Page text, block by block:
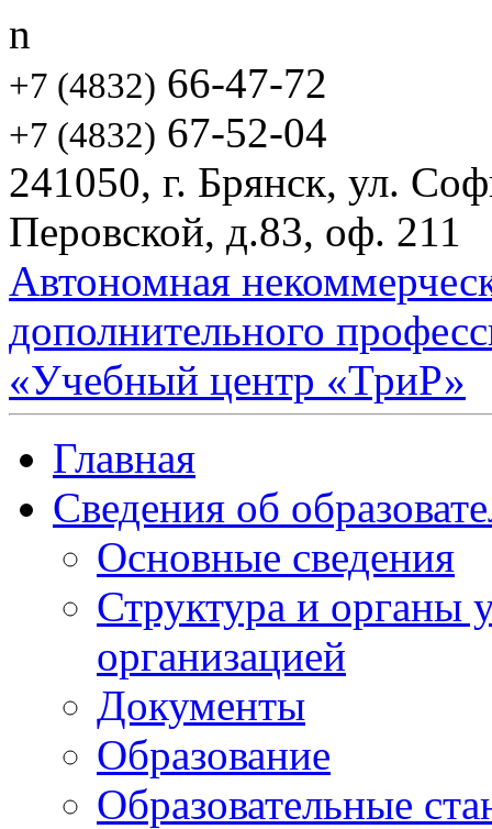
n
+7 (4832) 66-47-72
+7 (4832) 67-52-04
241050, г. Брянск, ул.
Перовской, д.83, оф. 211
Автономная
дополнительного
«Учебный центр «ТриР»
Главная
Сведения об
Основные сведения
Структура и органы
организацией
Документы
Образование
Образовательные